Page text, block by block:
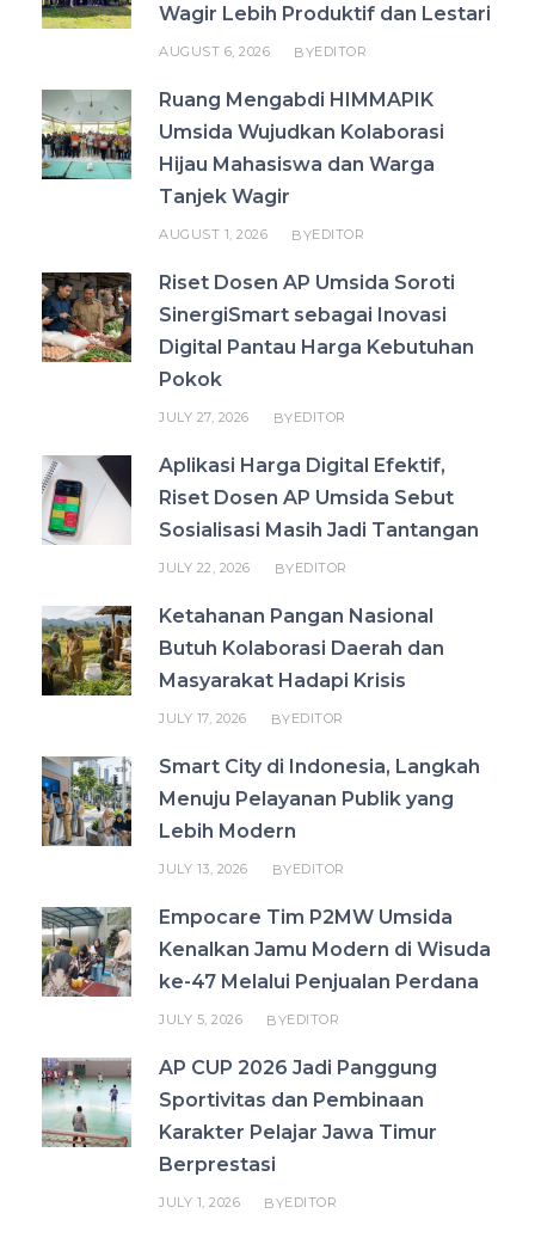
Wagir Lebih Produktif dan Lestari
AUGUST 6, 2026 BYEDITOR
Ruang Mengabdi HIMMAPIK
Umsida Wujudkan Kolaborasi
Hijau Mahasiswa dan Warga
Tanjek Wagir
AUGUST 1, 2026 BYEDITOR
Riset Dosen AP Umsida Soroti
SinergiSmart sebagai Inovasi
Digital Pantau Harga Kebutuhan
Pokok
JULY 27, 2026 BYEDITOR
Aplikasi Harga Digital Efektif,
Riset Dosen AP Umsida Sebut
Sosialisasi Masih Jadi Tantangan
JULY 22, 2026 BYEDITOR
Ketahanan Pangan Nasional
Butuh Kolaborasi Daerah dan
Masyarakat Hadapi Krisis
JULY 17, 2026 BYEDITOR
Smart City di Indonesia, Langkah
Menuju Pelayanan Publik yang
Lebih Modern
JULY 13, 2026 BYEDITOR
Empocare Tim P2MW Umsida
Kenalkan Jamu Modern di Wisuda
ke-47 Melalui Penjualan Perdana
JULY 5, 2026 BYEDITOR
AP CUP 2026 Jadi Panggung
Sportivitas dan Pembinaan
Karakter Pelajar Jawa Timur
Berprestasi
JULY 1, 2026 BYEDITOR